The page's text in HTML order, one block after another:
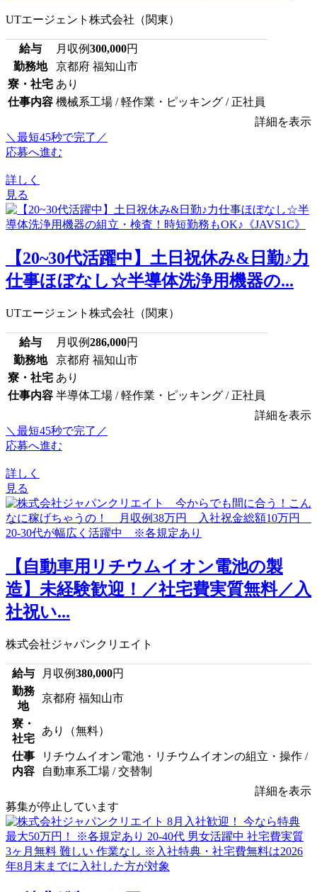
UTエージェント株式会社（関東）
給与 月収例300,000円
勤務地
京都府 福知山市
寮・社宅 あり
仕事内容 機械系工場 / 軽作業・ピッキング / 正社員
詳細を表示
＼最短45秒で完了／
応募へ進む
詳しく
見る
【20~30代活躍中】土日祝休み&日勤♪力
仕事ほぼなし☆半導体洗浄用機器の...
UTエージェント株式会社（関東）
給与 月収例286,000円
勤務地
京都府 福知山市
寮・社宅 あり
仕事内容 半導体工場 / 軽作業・ピッキング / 正社員
詳細を表示
＼最短45秒で完了／
応募へ進む
詳しく
見る
【自動車用リチウムイオン電池の製
造】未経験歓迎！／社宅費実質無料／入
社祝い...
株式会社ジャパンクリエイト
給与 月収例380,000円
勤務
地
京都府 福知山市
寮・
社宅
あり（無料）
仕事
内容
リチウムイオン電池・リチウムイオンの組立・操作 /
自動車系工場 / 交替制
詳細を表示
募集が停止しています